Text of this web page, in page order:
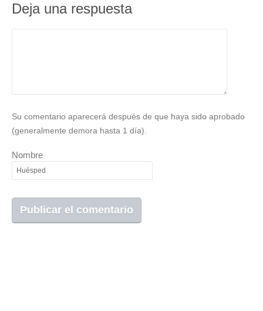
Deja una respuesta
Su comentario aparecerá después de que haya sido aprobado
(generalmente demora hasta 1 día).
Nombre